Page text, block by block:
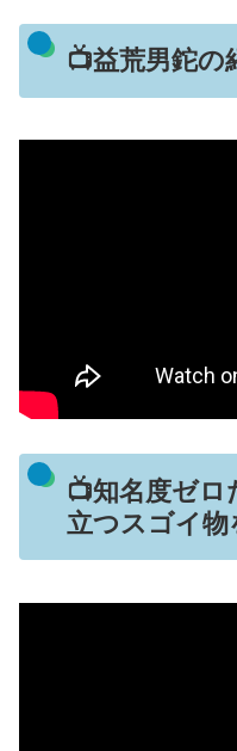
📺益荒男鉈の
📺知名度ゼ
立つスゴイ物